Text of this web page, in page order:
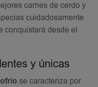
carnes de cerdo y
cuidadosamente
conquistará desde el
y únicas
se caracteriza por